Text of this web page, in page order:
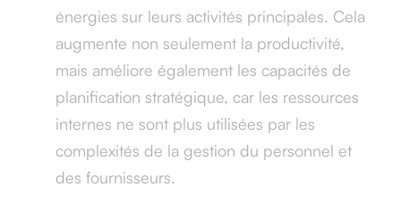
énergies sur leurs activités principales. Cela
augmente non seulement la productivité,
mais améliore également les capacités de
planification stratégique, car les ressources
internes ne sont plus utilisées par les
complexités de la gestion du personnel et
des fournisseurs.